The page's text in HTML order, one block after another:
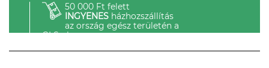
50 000 Ft felett
INGYENESházhozszállítás
az ország egész területén a
GLS-el.